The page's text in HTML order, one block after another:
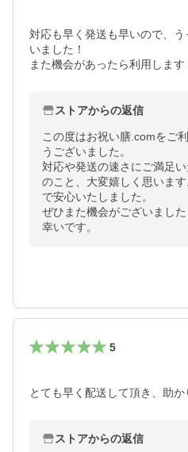
対応も早く発送も早いので、
いました！
また機会があったら利用します
ストアからの返信
この度はお祝い膳.comをご
うございました。
対応や発送の速さにご満足
のこと、大変嬉しく思いま
で安心いたしました。
ぜひまた機会がございまし
幸いです。
5
とても早く配送して頂き、助か
ストアからの返信